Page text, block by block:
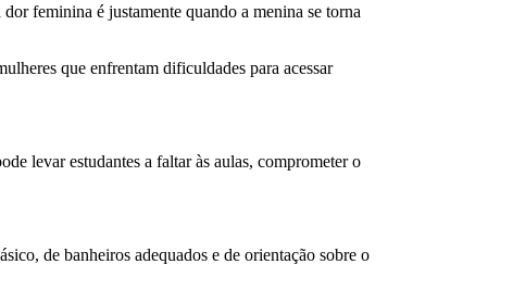
feminina é justamente quando a menina se torna
que enfrentam dificuldades para acessar
levar estudantes a faltar às aulas, comprometer o
de banheiros adequados e de orientação sobre o